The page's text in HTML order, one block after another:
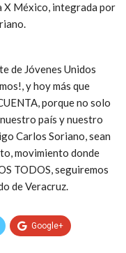
X México, integrada por
de Jóvenes Unidos
y hoy más que
porque no solo
país y nuestro
Carlos Soriano, sean
movimiento donde
TODOS, seguiremos
de Veracruz.
Google+